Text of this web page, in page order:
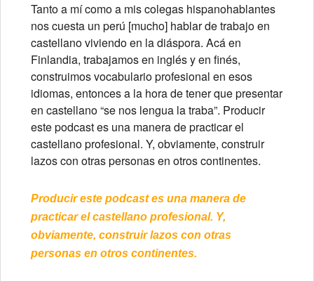
Tanto a mí como a mis colegas hispanohablantes
nos cuesta un perú [mucho] hablar de trabajo en
castellano viviendo en la diáspora. Acá en
Finlandia, trabajamos en inglés y en finés,
construimos vocabulario profesional en esos
idiomas, entonces a la hora de tener que presentar
en castellano “se nos lengua la traba”. Producir
este podcast es una manera de practicar el
castellano profesional. Y, obviamente, construir
lazos con otras personas en otros continentes.
Producir este podcast es una manera de
practicar el castellano profesional. Y,
obviamente, construir lazos con otras
personas en otros continentes.